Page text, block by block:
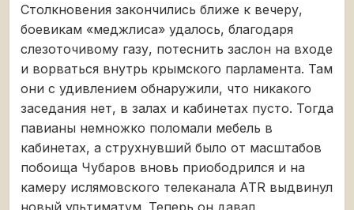
Столкновения закончились ближе к вечеру,
боевикам «меджлиса» удалось, благодаря
слезоточивому газу, потеснить заслон на входе
и ворваться внутрь крымского парламента. Там
они с удивлением обнаружили, что никакого
заседания нет, в залах и кабинетах пусто. Тогда
павианы немножко поломали мебель в
кабинетах, а струхнувший было от масштабов
побоища Чубаров вновь приободрился и на
камеру ислямовского телеканала ATR выдвинул
новый ультиматум. Теперь он давал